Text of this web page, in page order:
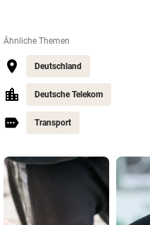
Ähnliche Themen
Deutschland
Deutsche Telekom
Transport